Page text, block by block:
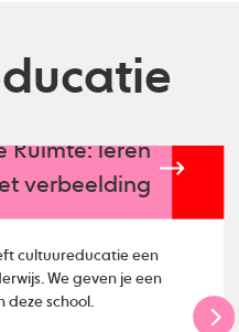
Ruimte: leren
verbeelding
cultuureducatie een
We geven je een
school.